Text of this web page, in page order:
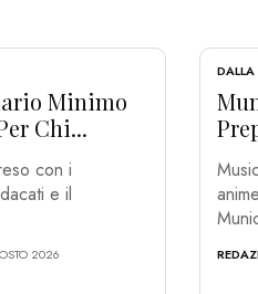
Minimo
Chi...
con i
e il
2026